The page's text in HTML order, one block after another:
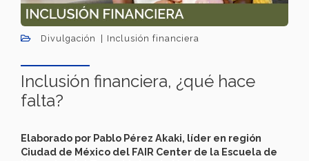
Divulgación Inclusión financiera
Inclusión financiera, ¿qué hace
falta?
Elaborado por Pablo Pérez Akaki, líder en región
Ciudad de México del FAIR Center de la Escuela de